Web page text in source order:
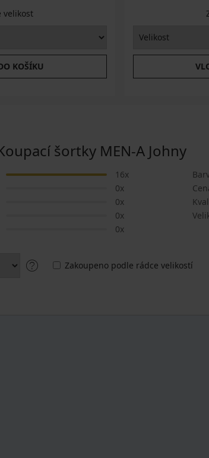
velikost
KOŠÍKU
šortky MEN-A Johny
16x
0x
0x
0x
0x
Zakoupeno podle rádce velikostí